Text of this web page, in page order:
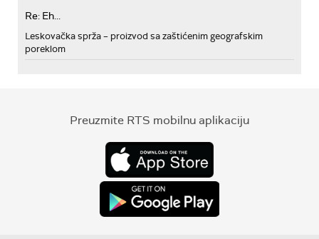
Re: Eh...
Leskovačka sprža – proizvod sa zaštićenim geografskim
poreklom
Preuzmite RTS mobilnu aplikaciju